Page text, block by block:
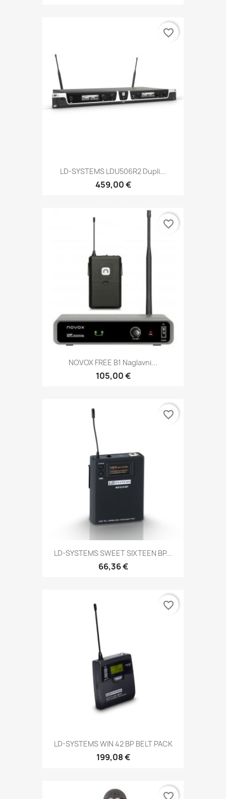
LD-SYSTEMS LDU506R2 Dupli...
459,00 €
favorite_border
NOVOX FREE B1 Naglavni...
105,00 €
favorite_border
LD-SYSTEMS SWEET SIXTEEN BP...
66,36 €
favorite_border
LD-SYSTEMS WIN 42 BP BELT PACK
199,08 €
favorite_border
favorite_border